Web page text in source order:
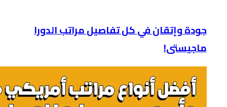
جودة وإتقان في كل تفاصيل مراتب الدورا
ماجيستى!